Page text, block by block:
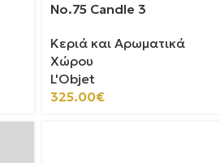
No.75 Candle 3
Κεριά και Αρωματικά
Χώρου
L'Objet
325.00€